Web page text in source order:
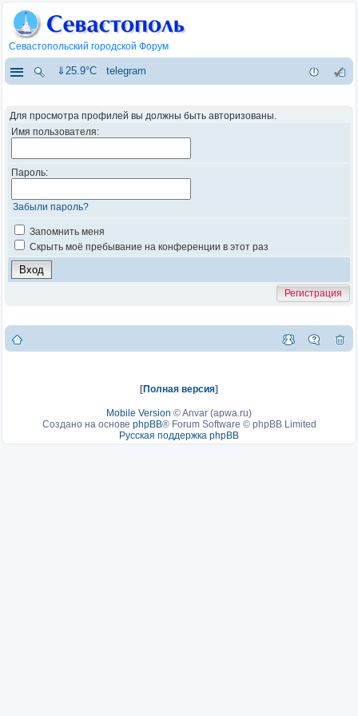
Севастопольский городской Форум
⇓25.9°C telegram
Для просмотра профилей вы должны быть авторизованы.
Имя пользователя:
Пароль:
Забыли пароль?
Запомнить меня
Скрыть моё пребывание на конференции в этот раз
Регистрация
[Полная версия]
Mobile Version ©Anvar (apwa.ru)
Создано на основе phpBB® Forum Software © phpBB Limited
Русская поддержка phpBB